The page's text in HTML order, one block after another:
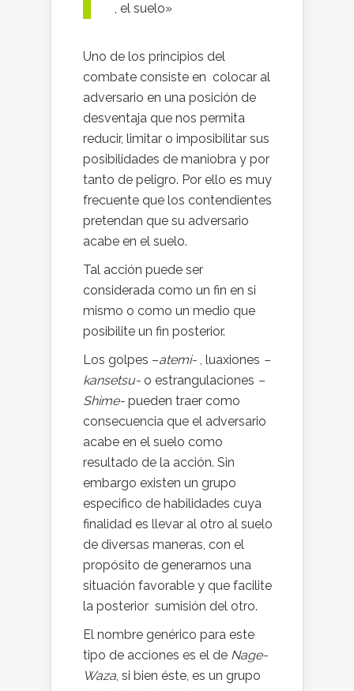
, el suelo»
Uno de los principios del
combate consiste en colocar al
adversario en una posición de
desventaja que nos permita
reducir, limitar o imposibilitar sus
posibilidades de maniobra y por
tanto de peligro. Por ello es muy
frecuente que los contendientes
pretendan que su adversario
acabe en el suelo.
Tal acción puede ser
considerada como un fin en si
mismo o como un medio que
posibilite un fin posterior.
Los golpes –atemi- , luaxiones –
kansetsu- o estrangulaciones –
Shime- pueden traer como
consecuencia que el adversario
acabe en el suelo como
resultado de la acción. Sin
embargo existen un grupo
especifico de habilidades cuya
finalidad es llevar al otro al suelo
de diversas maneras, con el
propósito de generarnos una
situación favorable y que facilite
la posterior sumisión del otro.
El nombre genérico para este
tipo de acciones es el de Nage-
Waza, si bien éste, es un grupo